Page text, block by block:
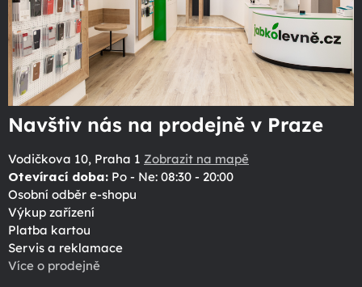
Navštiv nás na prodejně v Praze
Vodičkova 10, Praha 1 Zobrazit na mapě
Otevírací doba: Po - Ne: 08:30 - 20:00
Osobní odběr e-shopu
Výkup zařízení
Platba kartou
Servis a reklamace
Více o prodejně